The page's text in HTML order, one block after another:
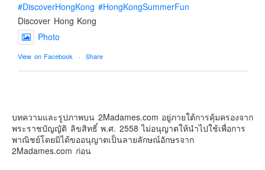
#DiscoverHongKong #HongKongSummerFun
Discover Hong Kong
Photo
View on Facebook · Share
เตรียมไว้หนวด ถอยปืนลูกซอง
#น้องเกรซ #ลูกสาวเราเป็นสาวแล้ว
Photo
บทความและรูปภาพบน 2Madames.com อยู่ภายใต้การคุ้มครองจาก
พระราชบัญญัติ ลิขสิทธิ์ พ.ศ. 2558 ไม่อนุญาตให้นำไปใช้เพื่อการ
พาณิชย์โดยมิได้ขออนุญาตเป็นลายลักษณ์อักษรจาก
2Madames.com ก่อน